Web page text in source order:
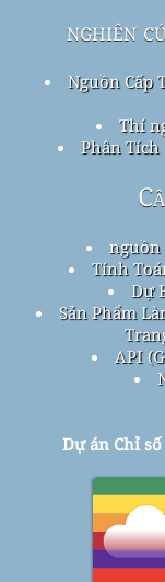
nghiên
Nguồn Cấp
Thí
Phân Tích
nguồn
Tính
Dự
Sản Phẩm
API
Dự án Chỉ